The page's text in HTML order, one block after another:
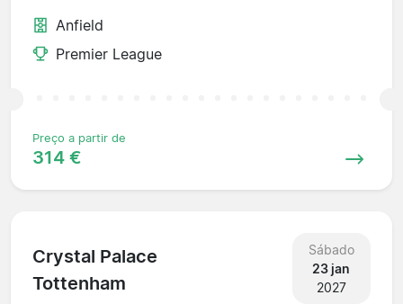
Anfield
Premier League
Preço a partir de
314 €
Crystal Palace
Tottenham
Sábado
23 jan
2027